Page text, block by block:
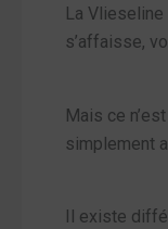
La
s’affaisse,
Mais ce
simplement
Il existe